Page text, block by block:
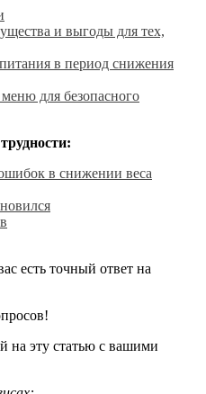
и выгоды для тех,
в период снижения
для безопасного
в снижении веса
есть точный ответ на
на эту статью с вашими